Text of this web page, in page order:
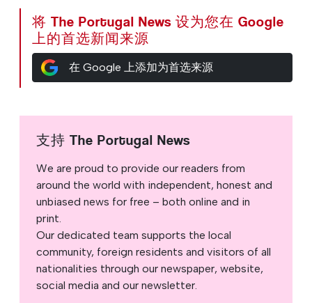
将 The Portugal News 设为您在 Google
上的首选新闻来源
在 Google 上添加为首选来源
支持 The Portugal News
We are proud to provide our readers from
around the world with independent, honest and
unbiased news for free – both online and in
print.
Our dedicated team supports the local
community, foreign residents and visitors of all
nationalities through our newspaper, website,
social media and our newsletter.